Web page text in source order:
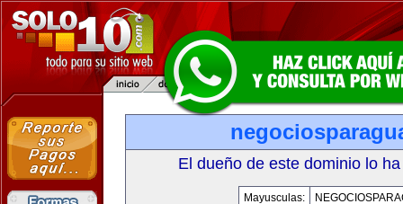
El dueño de este dominio lo
Mayusculas: